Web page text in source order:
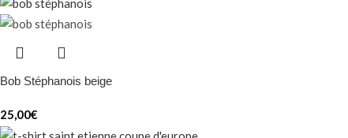
Bob Stéphanois beige
25,00€